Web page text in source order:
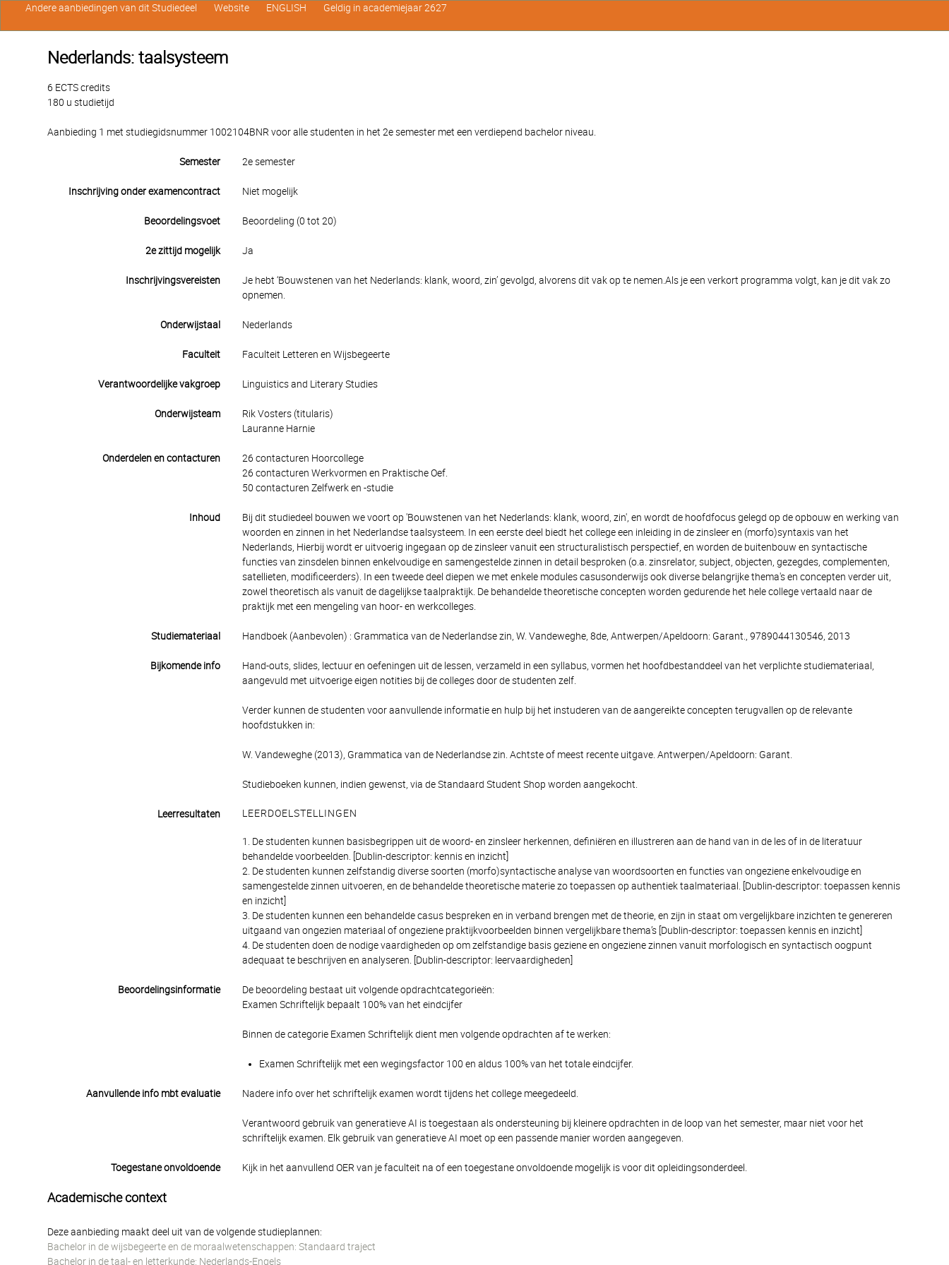
Nederlands: taalsysteem
6 ECTS credits
180 u studietijd
Aanbieding 1 met studiegidsnummer 1002104BNR voor alle studenten in het 2e semester met een verdiepend bachelor niveau.
Semester 2e semester
Inschrijving onder examencontract Niet mogelijk
Beoordelingsvoet Beoordeling (0 tot 20)
2e zittijd mogelijk Ja
Inschrijvingsvereisten
Je hebt ‘Bouwstenen van het Nederlands: klank, woord, zin’ gevolgd, alvorens dit vak op te nemen.​ Als je een verkort programma volgt, kan je dit vak zo
opnemen.
Onderwijstaal Nederlands
Faculteit Faculteit Letteren en Wijsbegeerte
Verantwoordelijke vakgroep Linguistics and Literary Studies
Onderwijsteam
Rik Vosters (titularis)
Lauranne Harnie
Onderdelen en contacturen
26 contacturen Hoorcollege
26 contacturen Werkvormen en Praktische Oef.
50 contacturen Zelfwerk en -studie
Inhoud
Bij dit studiedeel bouwen we voort op 'Bouwstenen van het Nederlands: klank, woord, zin', en wordt de hoofdfocus gelegd op de opbouw en werking van
woorden en zinnen in het Nederlandse taalsysteem. In een eerste deel biedt het college een inleiding in de zinsleer en (morfo)syntaxis van het
Nederlands, Hierbij wordt er uitvoerig ingegaan op de zinsleer vanuit een structuralistisch perspectief, en worden de buitenbouw en syntactische
functies van zinsdelen binnen enkelvoudige en samengestelde zinnen in detail besproken (o.a. zinsrelator, subject, objecten, gezegdes, complementen,
satellieten, modificeerders). In een tweede deel diepen we met enkele modules casusonderwijs ook diverse belangrijke thema's en concepten verder uit,
zowel theoretisch als vanuit de dagelijkse taalpraktijk. De behandelde theoretische concepten worden gedurende het hele college vertaald naar de
praktijk met een mengeling van hoor- en werkcolleges.
Studiemateriaal Handboek (Aanbevolen) : Grammatica van de Nederlandse zin, W. Vandeweghe, 8de, Antwerpen/Apeldoorn: Garant., 9789044130546, 2013
Bijkomende info
Hand-outs, slides, lectuur en oefeningen uit de lessen, verzameld in een syllabus, vormen het hoofdbestanddeel van het verplichte studiemateriaal,
aangevuld met uitvoerige eigen notities bij de colleges door de studenten zelf.
Verder kunnen de studenten voor aanvullende informatie en hulp bij het instuderen van de aangereikte concepten terugvallen op de relevante
hoofdstukken in:
W. Vandeweghe (2013), Grammatica van de Nederlandse zin. Achtste of meest recente uitgave. Antwerpen/Apeldoorn: Garant.
Studieboeken kunnen, indien gewenst, via de Standaard Student Shop worden aangekocht.
Leerresultaten LEERDOELSTELLINGEN
1. De studenten kunnen basisbegrippen uit de woord- en zinsleer herkennen, definiëren en illustreren aan de hand van in de les of in de literatuur
behandelde voorbeelden. [Dublin-descriptor: kennis en inzicht]
2. De studenten kunnen zelfstandig diverse soorten (morfo)syntactische analyse van woordsoorten en functies van ongeziene enkelvoudige en
samengestelde zinnen uitvoeren, en de behandelde theoretische materie zo toepassen op authentiek taalmateriaal. [Dublin-descriptor: toepassen kennis
en inzicht]
3. De studenten kunnen een behandelde casus bespreken en in verband brengen met de theorie, en zijn in staat om vergelijkbare inzichten te genereren
uitgaand van ongezien materiaal of ongeziene praktijkvoorbeelden binnen vergelijkbare thema’s [Dublin-descriptor: toepassen kennis en inzicht]
4. De studenten doen de nodige vaardigheden op om zelfstandige basis geziene en ongeziene zinnen vanuit morfologisch en syntactisch oogpunt
adequaat te beschrijven en analyseren. [Dublin-descriptor: leervaardigheden]
Beoordelingsinformatie
De beoordeling bestaat uit volgende opdrachtcategorieën:
Examen Schriftelijk bepaalt 100% van het eindcijfer
Binnen de categorie Examen Schriftelijk dient men volgende opdrachten af te werken:
Examen Schriftelijk met een wegingsfactor 100 en aldus 100% van het totale eindcijfer.
Aanvullende info mbt evaluatie Nadere info over het schriftelijk examen wordt tijdens het college meegedeeld.
Verantwoord gebruik van generatieve AI is toegestaan als ondersteuning bij kleinere opdrachten in de loop van het semester, maar niet voor het
schriftelijk examen. Elk gebruik van generatieve AI moet op een passende manier worden aangegeven.
Toegestane onvoldoende Kijk in het aanvullend OER van je faculteit na of een toegestane onvoldoende mogelijk is voor dit opleidingsonderdeel.
Academische context
Deze aanbieding maakt deel uit van de volgende studieplannen:
Bachelor in de wijsbegeerte en de moraalwetenschappen: Standaard traject
Bachelor in de taal- en letterkunde: Nederlands-Engels
Andere aanbiedingen van dit Studiedeel Website ENGLISH Geldig in academiejaar 2627